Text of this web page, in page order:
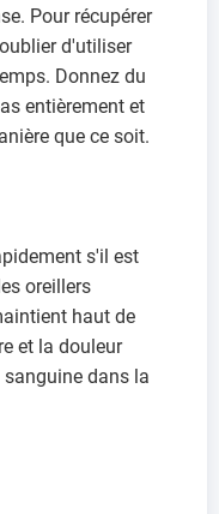
Pour récupérer
d'utiliser
Donnez du
entièrement et
que ce soit.
s'il est
oreillers
haut de
et la douleur
dans la